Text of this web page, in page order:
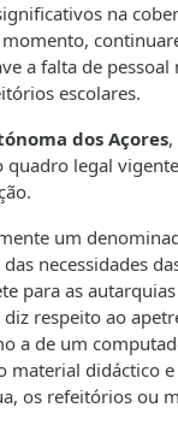
na
a falta de
escolares.
dos Açores
legal
um
necessidades
para as
respeito ao
a de um
material didáctico
os refeitórios ou